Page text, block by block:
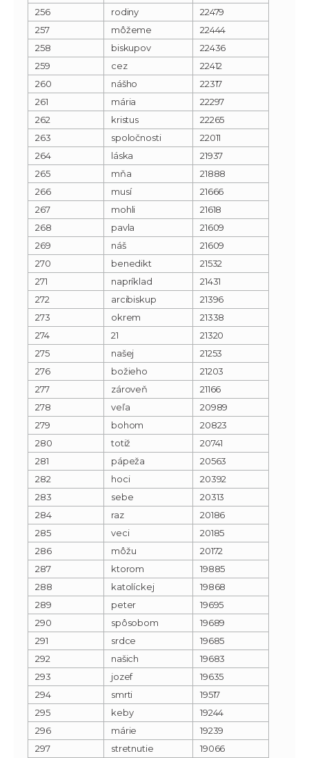
256
rodiny
22479
257
môžeme
22444
258
biskupov
22436
259
cez
22412
260
nášho
22317
261
mária
22297
262
kristus
22265
263
spoločnosti
22011
264
láska
21937
265
mňa
21888
266
musí
21666
267
mohli
21618
268
pavla
21609
269
náš
21609
270
benedikt
21532
271
napríklad
21431
272
arcibiskup
21396
273
okrem
21338
274
21
21320
275
našej
21253
276
božieho
21203
277
zároveň
21166
278
veľa
20989
279
bohom
20823
280
totiž
20741
281
pápeža
20563
282
hoci
20392
283
sebe
20313
284
raz
20186
285
veci
20185
286
môžu
20172
287
ktorom
19885
288
katolíckej
19868
289
peter
19695
290
spôsobom
19689
291
srdce
19685
292
našich
19683
293
jozef
19635
294
smrti
19517
295
keby
19244
296
márie
19239
297
stretnutie 19066